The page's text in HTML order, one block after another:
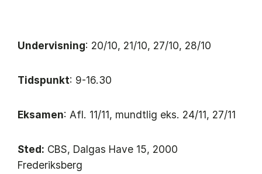
Undervisning: 20/10, 21/10, 27/10, 28/10
Tidspunkt: 9-16.30
Eksamen: Afl. 11/11, mundtlig eks. 24/11, 27/11
Sted: CBS, Dalgas Have 15, 2000
Frederiksberg